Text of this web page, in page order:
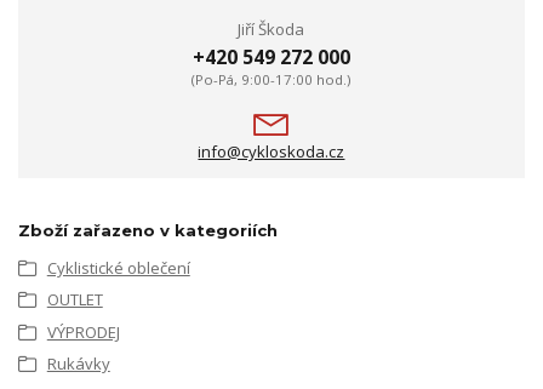
Jiří Škoda
+420 549 272 000
(Po-Pá, 9:00-17:00 hod.)
info@cykloskoda.cz
Zboží zařazeno v kategoriích
Cyklistické oblečení
OUTLET
VÝPRODEJ
Rukávky